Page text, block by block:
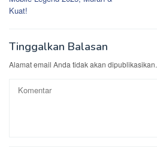
Kuat!
Tinggalkan Balasan
Alamat email Anda tidak akan dipublikasikan.